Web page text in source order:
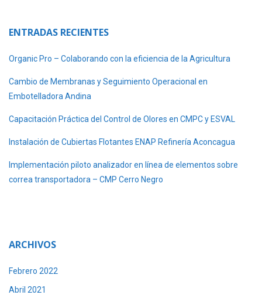
ENTRADAS RECIENTES
Organic Pro – Colaborando con la eficiencia de la Agricultura
Cambio de Membranas y Seguimiento Operacional en
Embotelladora Andina
Capacitación Práctica del Control de Olores en CMPC y ESVAL
Instalación de Cubiertas Flotantes ENAP Refinería Aconcagua
Implementación piloto analizador en línea de elementos sobre
correa transportadora – CMP Cerro Negro
ARCHIVOS
Febrero 2022
Abril 2021